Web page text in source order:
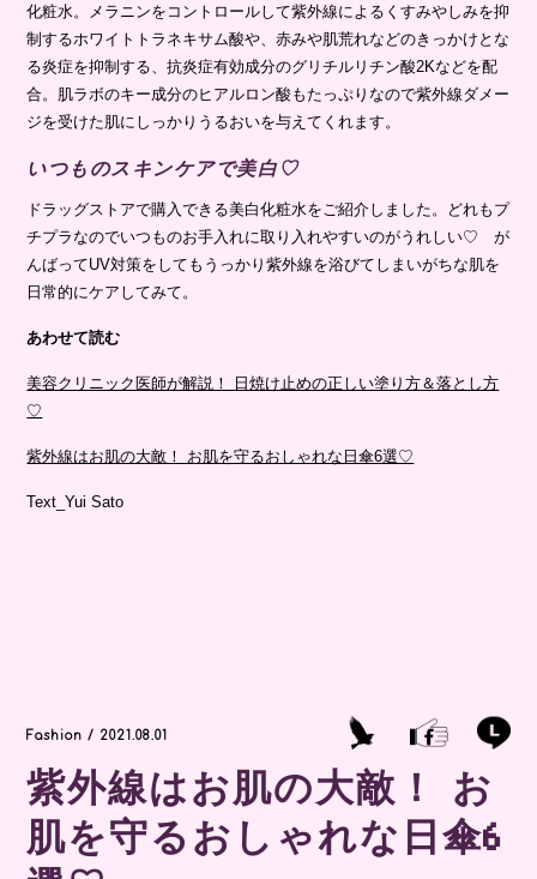
化粧水。メラニンをコントロールして紫外線によるくすみやしみを抑
制するホワイトトラネキサム酸や、赤みや肌荒れなどのきっかけとな
る炎症を抑制する、抗炎症有効成分のグリチルリチン酸2Kなどを配
合。肌ラボのキー成分のヒアルロン酸もたっぷりなので紫外線ダメー
ジを受けた肌にしっかりうるおいを与えてくれます。
いつものスキンケアで美白♡
ドラッグストアで購入できる美白化粧水をご紹介しました。どれもプ
チプラなのでいつものお手入れに取り入れやすいのがうれしい♡ が
んばってUV対策をしてもうっかり紫外線を浴びてしまいがちな肌を
日常的にケアしてみて。
あわせて読む
美容クリニック医師が解説！ 日焼け止めの正しい塗り方＆落とし方
♡
紫外線はお肌の大敵！ お肌を守るおしゃれな日傘6選♡
Text_Yui Sato
Fashion / 2021.08.01
紫外線はお肌の大敵！ お
肌を守るおしゃれな日傘6